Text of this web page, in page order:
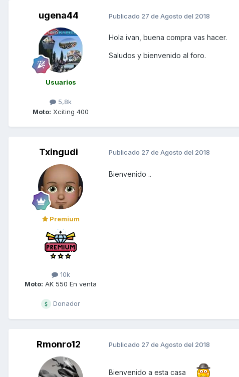
ugena44
Usuarios
5,8k
Moto: Xciting 400
Publicado 27 de Agosto del 2018
Hola ivan, buena compra vas hacer.
Saludos y bienvenido al foro.
Txingudi
Premium
10k
Moto: AK 550 En venta
Donador
Publicado 27 de Agosto del 2018
Bienvenido ..
Rmonro12 Publicado 27 de Agosto del 2018
Bienvenido a esta casa